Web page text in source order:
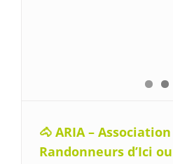
🐴 ARIA –
Randonneurs d’Ici